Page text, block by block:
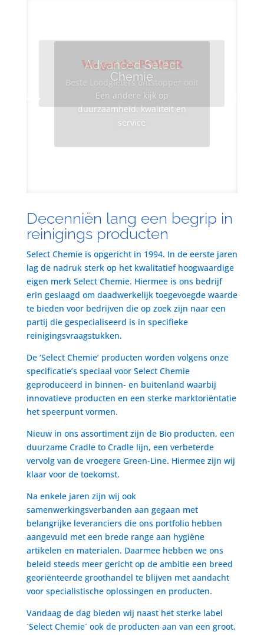
Advanced Select
Chemie
Een andere kijk op
duurzaamheid, kwaliteit en
service
We got the POWER
Beste Loodgieters ontstopper ooit
Decenniën lang een begrip in
reinigings producten
Select Chemie is opgericht in 1994. In de eerste jaren
lag de nadruk sterk op het kwalitatief hoogwaardige
eigen merk Select Chemie. Hiermee is ons bedrijf
erin geslaagd om daadwerkelijk toegevoegde waarde
te bieden voor bedrijven die op zoek zijn naar een
partij die gespecialiseerd is in specifieke
reinigingsvraagstukken.
De ‘Select Chemie’ producten worden volgens onze
specificatie’s speciaal voor Select Chemie
geproduceerd in binnen- en buitenland waarbij
innovatieve producten en een sterke marktoriëntatie
het speerpunt vormen.
Nieuw in ons assortiment zijn de Bio producten, een
duurzame Cradle to Cradle lijn, een verbeterde
vervolg van de vroegere Green-Line. Hiermee zijn wij
klaar voor de toekomst.
Na enkele jaren zijn wij ook
samenwerkingsverbanden aan gegaan met
belangrijke leveranciers die ons portfolio hebben
aangevuld met een brede range aan hygiëne
artikelen en materialen. Daarmee hebben we ons
beleid steeds meer gericht op de ambitie een breed
georiënteerde groothandel te blijven met aandacht
voor specialistische oplossingen en producten.
Vandaag de dag bieden wij naast het sterke label
´Select Chemie´ ook de producten aan van een groot,